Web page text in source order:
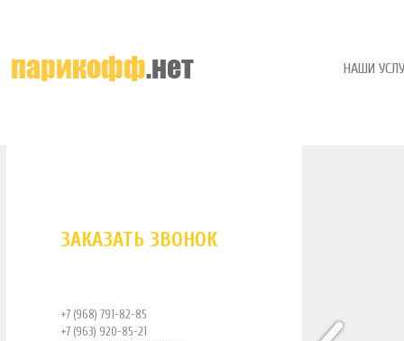
НАШИ
ЗАКАЗАТЬ ЗВОНОК
+7 (968) 791-82-85
+7 (963) 920-85-21